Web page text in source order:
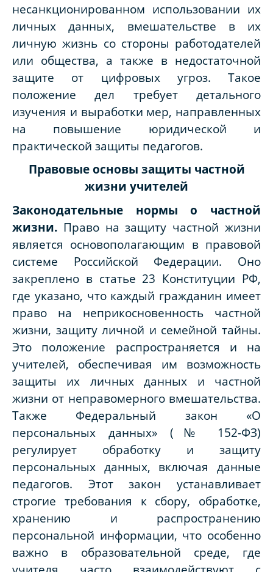
несанкционированном использовании их
личных данных, вмешательстве в их
личную жизнь со стороны работодателей
или общества, а также в недостаточной
защите от цифровых угроз. Такое
положение дел требует детального
изучения и выработки мер, направленных
на повышение юридической и
практической защиты педагогов.
Правовые основы защиты частной
жизни учителей
Законодательные нормы о частной
жизни. Право на защиту частной жизни
является основополагающим в правовой
системе Российской Федерации. Оно
закреплено в статье 23 Конституции РФ,
где указано, что каждый гражданин имеет
право на неприкосновенность частной
жизни, защиту личной и семейной тайны.
Это положение распространяется и на
учителей, обеспечивая им возможность
защиты их личных данных и частной
жизни от неправомерного вмешательства.
Также Федеральный закон «О
персональных данных» (№ 152-ФЗ)
регулирует обработку и защиту
персональных данных, включая данные
педагогов. Этот закон устанавливает
строгие требования к сбору, обработке,
хранению и распространению
персональной информации, что особенно
важно в образовательной среде, где